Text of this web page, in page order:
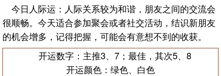
今日人际运：人际关系较为和谐，朋友之间的交流会
很顺畅。今天适合参加聚会或者社交活动，结识新朋友
的机会增多，记得把握，可能会有意想不到的收获。
开运数字：主推3、7；最佳，其次5、8
开运颜色：绿色、白色